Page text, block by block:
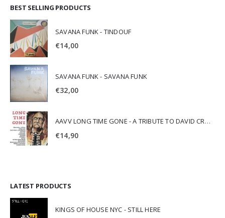
BEST SELLING PRODUCTS
SAVANA FUNK - TINDOUF
€14,00
SAVANA FUNK - SAVANA FUNK
€32,00
AAVV LONG TIME GONE - A TRIBUTE TO DAVID CROSBY
€14,90
LATEST PRODUCTS
KINGS OF HOUSE NYC - STILL HERE